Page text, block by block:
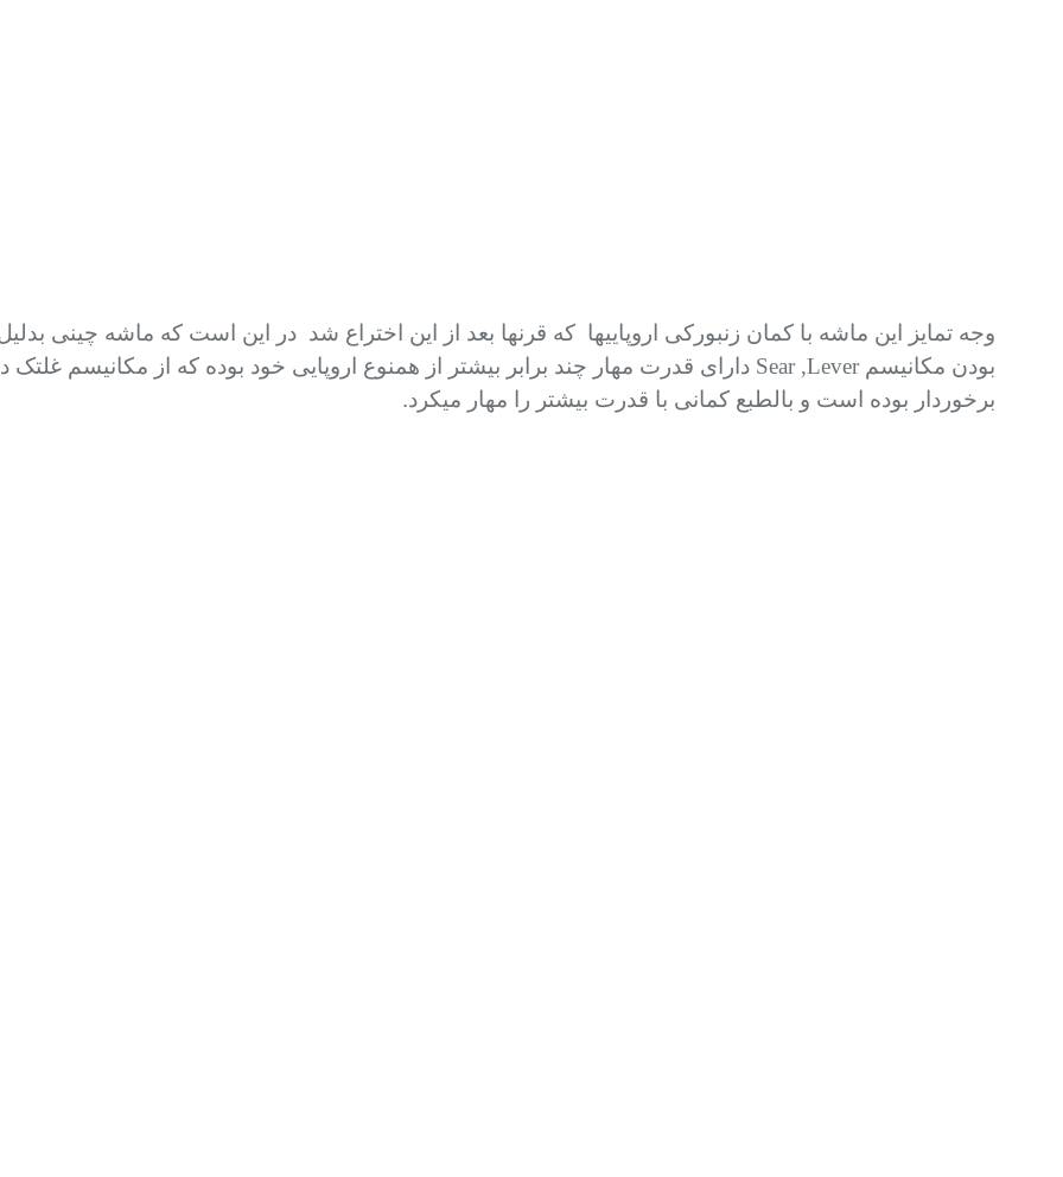
وجه تمایز این ماشه با کمان زنبورکی اروپاییها که قرنها بعد از این اختراع شد در این است که ماشه چینی بدلیل
بودن مکانیسم Sear ,Lever دارای قدرت مهار چند برابر بیشتر از همنوع اروپایی خود بوده که از مکانیسم غلتک
برخوردار بوده است و بالطبع کمانی با قدرت بیشتر را مهار میکرد.